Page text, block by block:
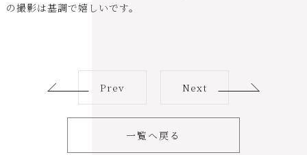
の撮影は基調で嬉しいです。
Prev
一覧へ戻る
Next